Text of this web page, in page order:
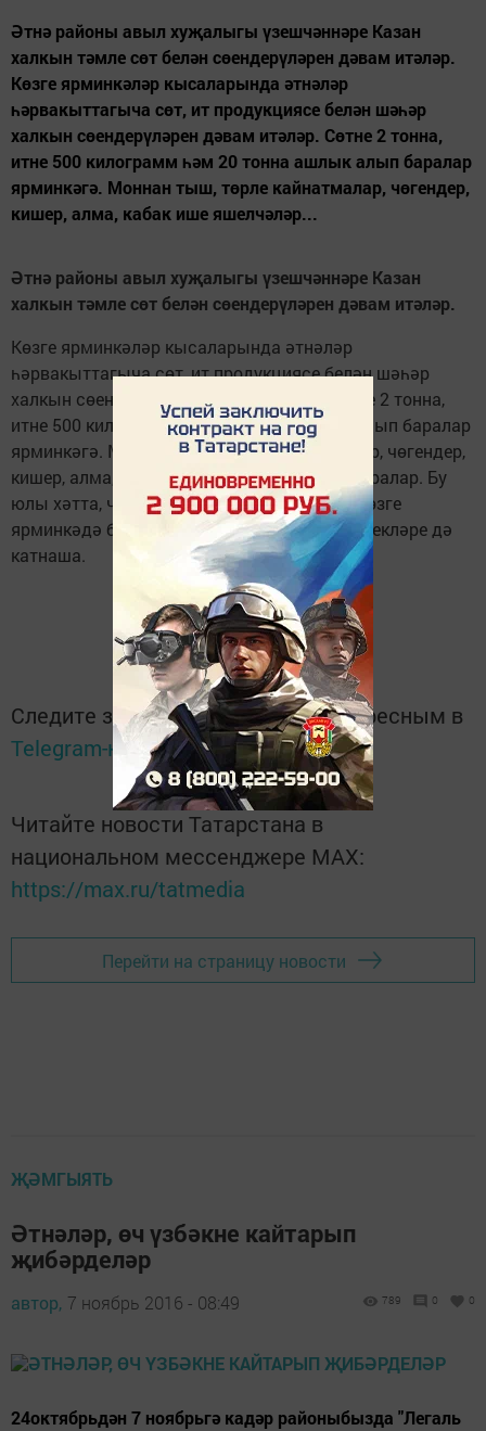
Әтнә районы авыл хуҗалыгы үзешчәннәре Казан
халкын тәмле сөт белән сөендерүләрен дәвам итәләр.
Көзге ярминкәләр кысаларында әтнәләр
һәрвакыттагыча сөт, ит продукциясе белән шәһәр
халкын сөендерүләрен дәвам итәләр. Сөтне 2 тонна,
итне 500 килограмм һәм 20 тонна ашлык алып баралар
ярминкәгә. Моннан тыш, төрле кайнатмалар, чөгендер,
кишер, алма, кабак ише яшелчәләр...
Әтнә районы авыл хуҗалыгы үзешчәннәре Казан
халкын тәмле сөт белән сөендерүләрен дәвам итәләр.
Көзге ярминкәләр кысаларында әтнәләр
һәрвакыттагыча сөт, ит продукциясе белән шәһәр
халкын сөендерүләрен дәвам итәләр. Сөтне 2 тонна,
итне 500 килограмм һәм 20 тонна ашлык алып баралар
ярминкәгә. Моннан тыш, төрле кайнатмалар, чөгендер,
кишер, алма, кабак ише яшелчәләр алып баралар. Бу
юлы хәтта, чуртан балыгы да сатканнар. Көзге
ярминкәдә барлык хуҗалыклар, авыл җирлекләре дә
катнаша.
Следите за самым важным и интересным в
Telegram-каналеТатмедиа
Читайте новости Татарстана в
национальном мессенджере MАХ:
https://max.ru/tatmedia
Перейти на страницу новости
ҖӘМГЫЯТЬ
Әтнәләр, өч үзбәкне кайтарып
җибәрделәр
автор, 7 ноябрь 2016 - 08:49 789 0 0
24октябрьдән 7 ноябрьгә кадәр районыбызда "Легаль